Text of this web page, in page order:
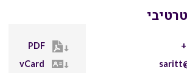
PDF
vCard